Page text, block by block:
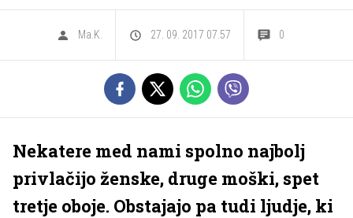
Ma.K. 27. 09. 2017 07.57 0
Nekatere med nami spolno najbolj
privlačijo ženske, druge moški, spet
tretje oboje. Obstajajo pa tudi ljudje, ki